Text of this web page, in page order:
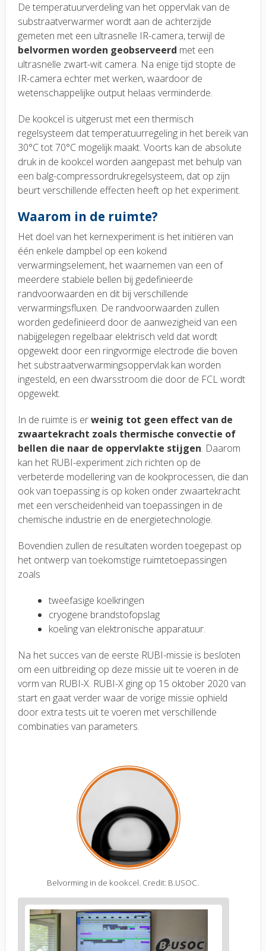
De temperatuurverdeling van het oppervlak van de
substraatverwarmer wordt aan de achterzijde
gemeten met een ultrasnelle IR-camera, terwijl de
belvormen worden geobserveerd met een
ultrasnelle zwart-wit camera. Na enige tijd stopte de
IR-camera echter met werken, waardoor de
wetenschappelijke output helaas verminderde.
De kookcel is uitgerust met een thermisch
regelsysteem dat temperatuurregeling in het bereik van
30°C tot 70°C mogelijk maakt. Voorts kan de absolute
druk in de kookcel worden aangepast met behulp van
een balg-compressordrukregelsysteem, dat op zijn
beurt verschillende effecten heeft op het experiment.
Waarom in de ruimte?
Het doel van het kernexperiment is het initiëren van
één enkele dampbel op een kokend
verwarmingselement, het waarnemen van een of
meerdere stabiele bellen bij gedefinieerde
randvoorwaarden en dit bij verschillende
verwarmingsfluxen. De randvoorwaarden zullen
worden gedefinieerd door de aanwezigheid van een
nabijgelegen regelbaar elektrisch veld dat wordt
opgewekt door een ringvormige electrode die boven
het substraatverwarmingsoppervlak kan worden
ingesteld, en een dwarsstroom die door de FCL wordt
opgewekt.
In de ruimte is erweinig tot geen effect van de
zwaartekracht zoals thermische convectie of
bellen die naar de oppervlakte stijgen. Daarom
kan het RUBI-experiment zich richten op de
verbeterde modellering van de kookprocessen, die dan
ook van toepassing is op koken onder zwaartekracht
met een verscheidenheid van toepassingen in de
chemische industrie en de energietechnologie.
Bovendien zullen de resultaten worden toegepast op
het ontwerp van toekomstige ruimtetoepassingen
zoals
tweefasige koelkringen
cryogene brandstofopslag
koeling van elektronische apparatuur.
Na het succes van de eerste RUBI-missie is besloten
om een uitbreiding op deze missie uit te voeren in de
vorm van RUBI-X. RUBI-X ging op 15 oktober 2020 van
start en gaat verder waar de vorige missie ophield
door extra tests uit te voeren met verschillende
combinaties van parameters.
Belvorming in de kookcel. Credit: B.USOC.
Figure
2
body